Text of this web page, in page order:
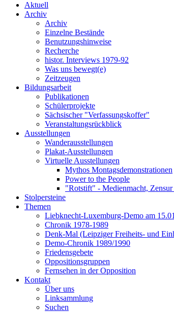
Aktuell
Archiv
Archiv
Einzelne Bestände
Benutzungshinweise
Recherche
histor. Interviews 1979-92
Was uns bewegt(e)
Zeitzeugen
Bildungsarbeit
Publikationen
Schülerprojekte
Sächsischer "Verfassungskoffer"
Veranstaltungsrückblick
Ausstellungen
Wanderausstellungen
Plakat-Ausstellungen
Virtuelle Ausstellungen
Mythos Montagsdemonstrationen
Power to the People
"Rotstift" - Medienmacht,
Stolpersteine
Themen
Liebknecht-Luxemburg-Demo am
Chronik 1978-1989
Denk-Mal (Leipziger Freiheits- und
Demo-Chronik 1989/1990
Friedensgebete
Oppositionsgruppen
Fernsehen in der Opposition
Kontakt
Über uns
Linksammlung
Suchen